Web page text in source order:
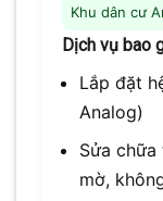
Khu dân cư
Dịch vụ bao
Lắp đặt
Analog)
Sửa
mờ,